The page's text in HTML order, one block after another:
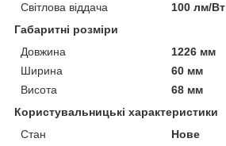
Світлова віддача
100 лм/Вт
Габаритні розміри
Довжина
1226 мм
Ширина
60 мм
Висота
68 мм
Користувальницькі характеристики
Стан
Нове